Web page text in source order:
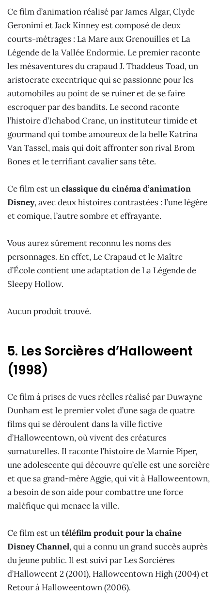
Ce film d’animation réalisé par James Algar, Clyde
Geronimi et Jack Kinney est composé de deux
courts-métrages : La Mare aux Grenouilles et La
Légende de la Vallée Endormie. Le premier raconte
les mésaventures du crapaud J. Thaddeus Toad, un
aristocrate excentrique qui se passionne pour les
automobiles au point de se ruiner et de se faire
escroquer par des bandits. Le second raconte
l’histoire d’Ichabod Crane, un instituteur timide et
gourmand qui tombe amoureux de la belle Katrina
Van Tassel, mais qui doit affronter son rival Brom
Bones et le terrifiant cavalier sans tête.
Ce film est unclassique du cinéma d’animation
Disney, avec deux histoires contrastées : l’une légère
et comique, l’autre sombre et effrayante.
Vous aurez sûrement reconnu les noms des
personnages. En effet, Le Crapaud et le Maître
d’École contient une adaptation de La Légende de
Sleepy Hollow.
Aucun produit trouvé.
5. Les Sorcières d’Halloweent
(1998)
Ce film à prises de vues réelles réalisé par Duwayne
Dunham est le premier volet d’une saga de quatre
films qui se déroulent dans la ville fictive
d’Halloweentown, où vivent des créatures
surnaturelles. Il raconte l’histoire de Marnie Piper,
une adolescente qui découvre qu’elle est une sorcière
et que sa grand-mère Aggie, qui vit à Halloweentown,
a besoin de son aide pour combattre une force
maléfique qui menace la ville.
Ce film est untéléfilm produit pour la chaîne
Disney Channel, qui a connu un grand succès auprès
du jeune public. Il est suivi par Les Sorcières
d’Halloweent 2 (2001), Halloweentown High (2004) et
Retour à Halloweentown (2006).